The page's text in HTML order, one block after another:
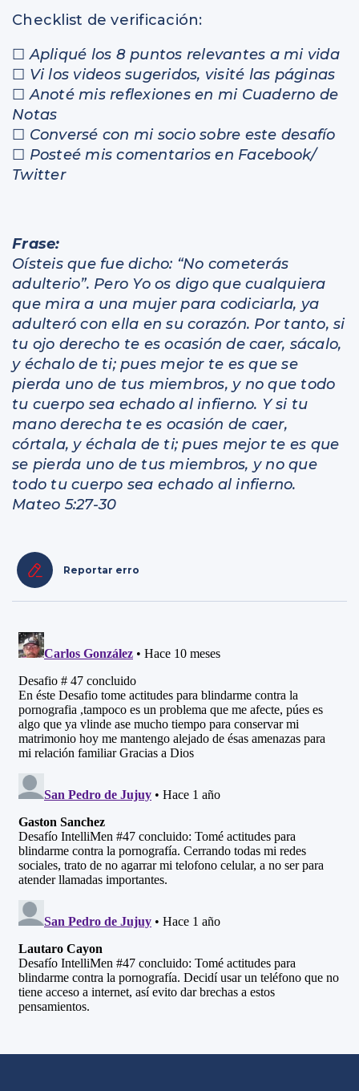
Checklist de verificación:
☐Apliqué los 8 puntos relevantes a mi vida
☐ Vi los videos sugeridos, visité las páginas
☐Anoté mis reflexiones en mi Cuaderno de
Notas
☐ Conversé con mi socio sobre este desafío
☐ Posteé mis comentarios en Facebook/
Twitter
Frase:
Oísteis que fue dicho: “No cometerás
adulterio”. Pero Yo os digo que cualquiera
que mira a una mujer para codiciarla, ya
adulteró con ella en su corazón. Por tanto, si
tu ojo derecho te es ocasión de caer, sácalo,
y échalo de ti; pues mejor te es que se
pierda uno de tus miembros, y no que todo
tu cuerpo sea echado al infierno. Y si tu
mano derecha te es ocasión de caer,
córtala, y échala de ti; pues mejor te es que
se pierda uno de tus miembros, y no que
todo tu cuerpo sea echado al infierno.
Mateo 5:27-30
Reportar erro